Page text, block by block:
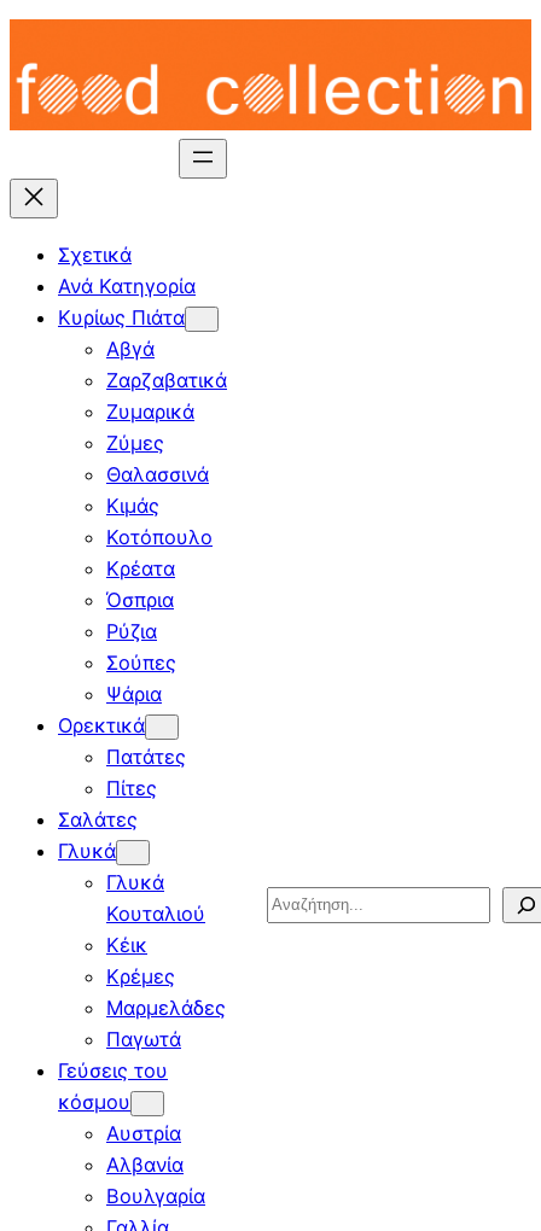
Skip
content
Σχετικά
Ανά Κατηγορία
Κυρίως Πιάτα
Αβγά
Ζαρζαβατικά
Ζυμαρικά
Ζύμες
Θαλασσινά
Κιμάς
Κοτόπουλο
Κρέατα
Όσπρια
Ρύζια
Σούπες
Ψάρια
Ορεκτικά
Πατάτες
Πίτες
Σαλάτες
Γλυκά
Γλυκά
Κουταλιού
Κέικ
Κρέμες
Μαρμελάδες
Παγωτά
Γεύσεις του
κόσμου
Αυστρία
Αλβανία
Βουλγαρία
Search